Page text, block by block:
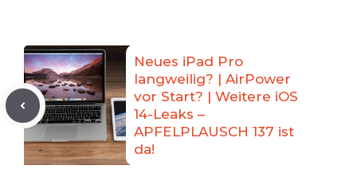
Neues iPad Pro
langweilig? | AirPower
vor Start? | Weitere iOS
14-Leaks –
APFELPLAUSCH 137 ist
da!